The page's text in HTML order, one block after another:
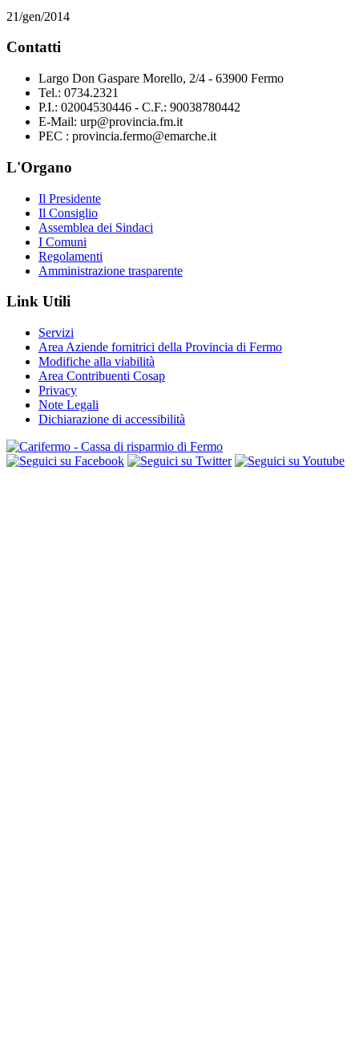
21/gen/2014
Contatti
Largo Don Gaspare Morello, 2/4 - 63900 Fermo
Tel.: 0734.2321
P.I.: 02004530446 - C.F.: 90038780442
E-Mail: urp@provincia.fm.it
PEC : provincia.fermo@emarche.it
L'Organo
Il Presidente
Il Consiglio
Assemblea dei Sindaci
I Comuni
Regolamenti
Amministrazione trasparente
Link Utili
Servizi
Area Aziende fornitrici della Provincia di Fermo
Modifiche alla viabilità
Area Contribuenti Cosap
Privacy
Note Legali
Dichiarazione di accessibilità